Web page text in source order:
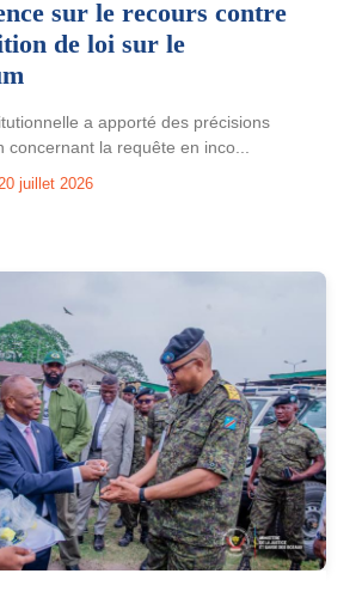
sur le recours contre
de loi sur le
a apporté des précisions
concernant la requête en inco...
juillet 2026